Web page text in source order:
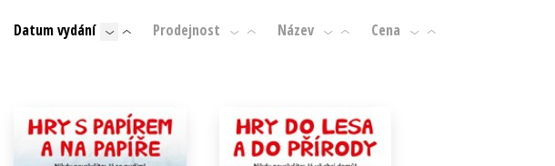
Beletrie pro děti
Byznys a ekonomie
Jazyky
Komiks
Populárně -
Datum vydání Prodejnost Název Cena